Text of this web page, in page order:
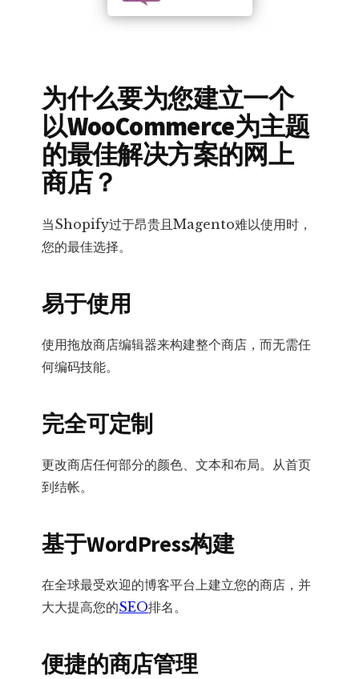
为什么要为您建立一个
以WooCommerce为主题
的最佳解决方案的网上
商店？
当Shopify过于昂贵且Magento难以使用时，
您的最佳选择。
易于使用
使用拖放商店编辑器来构建整个商店，而无需任
何编码技能。
完全可定制
更改商店任何部分的颜色、文本和布局。从首页
到结帐。
基于WordPress构建
在全球最受欢迎的博客平台上建立您的商店，并
大大提高您的SEO排名。
便捷的商店管理